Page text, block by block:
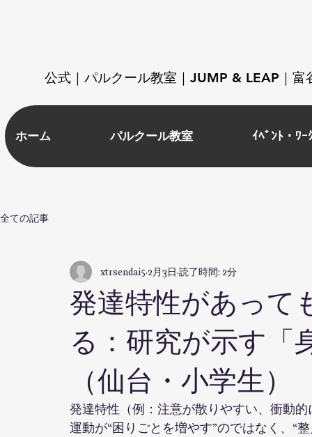
公式｜パルクール教室｜JUMP & LEAP｜
ホーム パルクール教室 ｲﾍﾞﾝﾄ・ﾜｰ
全ての記事
発達特性があって
る：研究が示す「
（仙台・小学生）
xtrsendai5 2月3日 読了時間: 2分
発達特性（例：注意が散りやすい、衝動
運動が“困りごとを増やす”のではなく、“